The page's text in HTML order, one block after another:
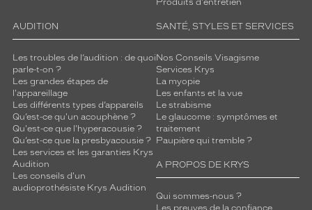
Produits d'entretien
AUDITION
Les troubles de l’audition : de quoi
parle-t-on ?
Les grandes étapes de
l'appareillage
Les différents types d’appareils
Qu’est-ce qu'un acouphène ?
Qu'est-ce que l'hyperacousie ?
Qu’est-ce que la presbyacousie ?
Les services et les garanties Krys
Audition
Les conseils d'un
audioprothésiste Krys Audition
SANTÉ, STYLES ET SERVICES
Nos Conseils Visagisme
Services Krys
La myopie
Les enfants et la vue
Le strabisme
Le glaucome : symptômes et
traitement
Paupière qui tremble ?
A PROPOS DE KRYS
Qui sommes-nous ?
Les preuves de la confiance